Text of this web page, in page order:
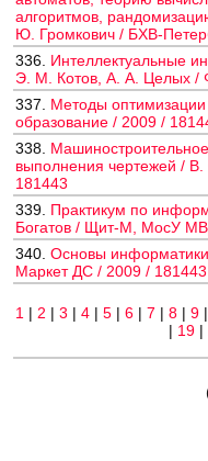
алгоритмов,
Ю. Громкович / БХВ-
336. Интеллектуальные
Э. М. Котов, А. А. Целых /
337. Методы
образование / 2009 /
338.
выполнения чертежей /
181443
339. Практикум по
Богатов / Щит-М, МосУ
340. Основы
Маркет ДС / 2009 / 181443
1 | 2 |3 |4 |5 |6 |7 |8 |9 |
| 19 |